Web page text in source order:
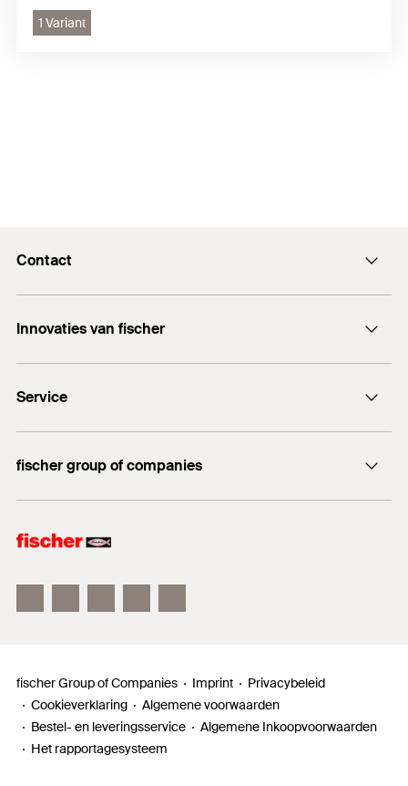
1 Variant
Contact
info@fischer.nl
+31 35 6 95 66 66
Innovaties van fischer
DuoSeal
Traploze stelschroef FAFS
FIS V Plus
Service
Technisch advies
fischer group of companies
fischer Electronic Solutions
fischer Group of Companies Imprint
Privacybeleid
Cookieverklaring
Algemene voorwaarden
Bestel- en leveringsservice
Algemene Inkoopvoorwaarden
Het rapportagesysteem